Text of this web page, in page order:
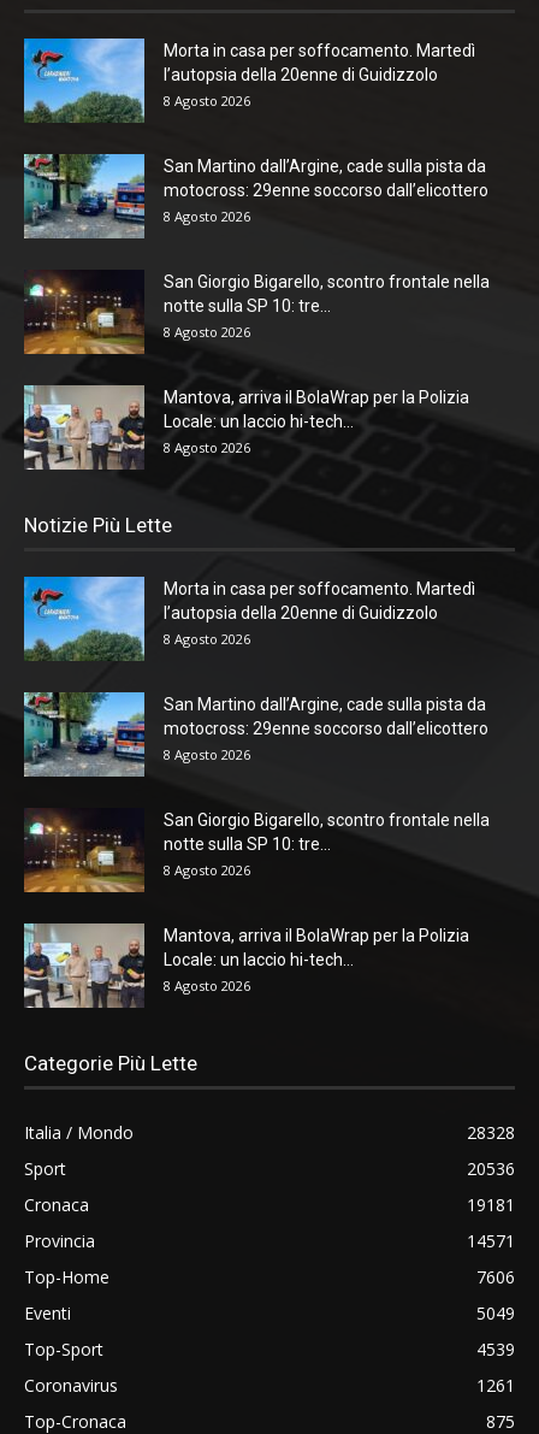
Morta in casa per soffocamento. Martedì
l’autopsia della 20enne di Guidizzolo
8 Agosto 2026
San Martino dall’Argine, cade sulla pista da
motocross: 29enne soccorso dall’elicottero
8 Agosto 2026
San Giorgio Bigarello, scontro frontale nella
notte sulla SP 10: tre...
8 Agosto 2026
Mantova, arriva il BolaWrap per la Polizia
Locale: un laccio hi-tech...
8 Agosto 2026
Notizie Più Lette
Morta in casa per soffocamento. Martedì
l’autopsia della 20enne di Guidizzolo
8 Agosto 2026
San Martino dall’Argine, cade sulla pista da
motocross: 29enne soccorso dall’elicottero
8 Agosto 2026
San Giorgio Bigarello, scontro frontale nella
notte sulla SP 10: tre...
8 Agosto 2026
Mantova, arriva il BolaWrap per la Polizia
Locale: un laccio hi-tech...
8 Agosto 2026
Categorie Più Lette
Italia / Mondo
28328
Sport
20536
Cronaca
19181
Provincia
14571
Top-Home
7606
Eventi
5049
Top-Sport
4539
Coronavirus
1261
Top-Cronaca
875